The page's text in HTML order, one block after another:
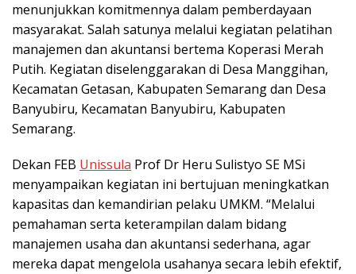
menunjukkan komitmennya dalam pemberdayaan
masyarakat. Salah satunya melalui kegiatan pelatihan
manajemen dan akuntansi bertema Koperasi Merah
Putih. Kegiatan diselenggarakan di Desa Manggihan,
Kecamatan Getasan, Kabupaten Semarang dan Desa
Banyubiru, Kecamatan Banyubiru, Kabupaten
Semarang.
Dekan FEB Unissula Prof Dr Heru Sulistyo SE MSi
menyampaikan kegiatan ini bertujuan meningkatkan
kapasitas dan kemandirian pelaku UMKM. “Melalui
pemahaman serta keterampilan dalam bidang
manajemen usaha dan akuntansi sederhana, agar
mereka dapat mengelola usahanya secara lebih efektif,